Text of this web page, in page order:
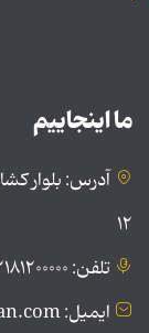
ما اینجاییم
آدرس: بلوار
۱۲
تلفن: ۰۲۱۸۱۲۰۰۰۰۰
ایمیل: public@tebyan.com